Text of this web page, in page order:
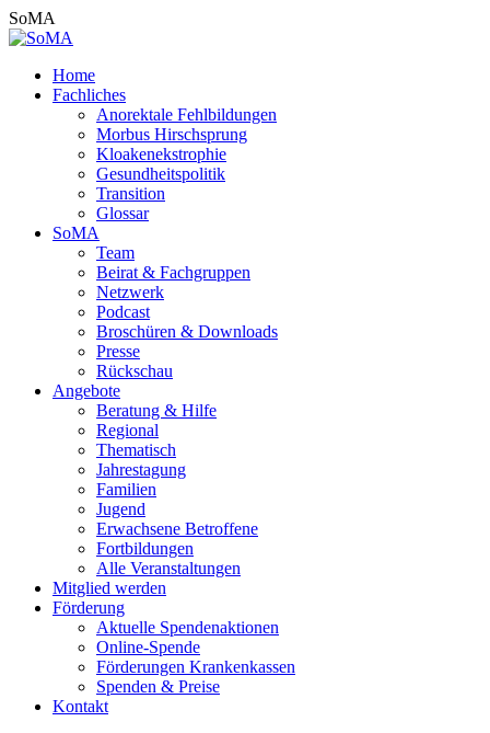
Zum
Inhalt
SoMA
Home
Fachliches
Anorektale Fehlbildungen
Morbus Hirschsprung
Kloakenekstrophie
Gesundheitspolitik
Transition
Glossar
SoMA
Team
Beirat & Fachgruppen
Netzwerk
Podcast
Broschüren & Downloads
Presse
Rückschau
Angebote
Beratung & Hilfe
Regional
Thematisch
Jahrestagung
Familien
Jugend
Erwachsene Betroffene
Fortbildungen
Alle Veranstaltungen
Mitglied werden
Förderung
Aktuelle Spendenaktionen
Online-Spende
Förderungen Krankenkassen
Spenden & Preise
Kontakt